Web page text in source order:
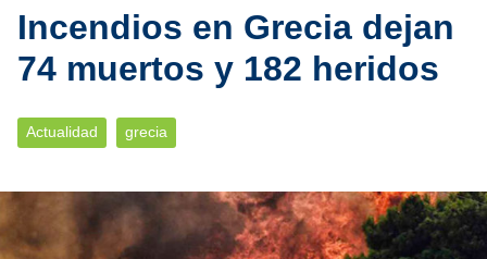
Incendios en Grecia dejan
74 muertos y 182 heridos
Actualidad grecia